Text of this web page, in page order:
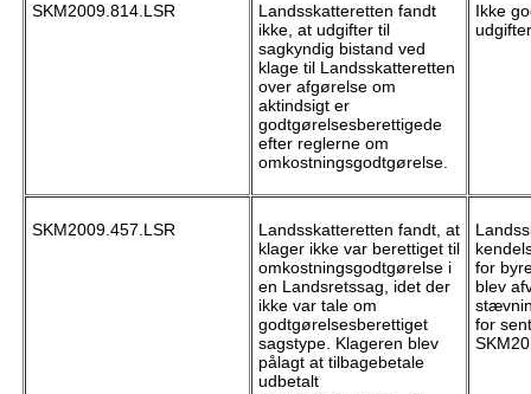
SKM2009.814.LSR
Landsskatteretten fandt
ikke, at udgifter til
sagkyndig bistand ved
klage til Landsskatteretten
over afgørelse om
aktindsigt er
godtgørelsesberettigede
efter reglerne om
omkostningsgodtgørelse.
Ikke
udgifter
SKM2009.457.LSR
Landsskatteretten fandt, at
klager ikke var berettiget til
omkostningsgodtgørelse i
en Landsretssag, idet der
ikke var tale om
godtgørelsesberettiget
sagstype. Klageren blev
pålagt at tilbagebetale
udbetalt
for
blev
for